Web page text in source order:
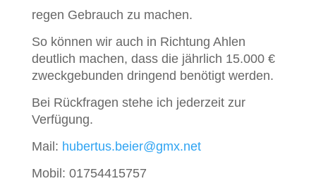
regen Gebrauch zu machen.
So können wir auch in Richtung Ahlen
deutlich machen, dass die jährlich 15.000 €
zweckgebunden dringend benötigt werden.
Bei Rückfragen stehe ich jederzeit zur
Verfügung.
Mail: hubertus.beier@gmx.net
Mobil: 01754415757